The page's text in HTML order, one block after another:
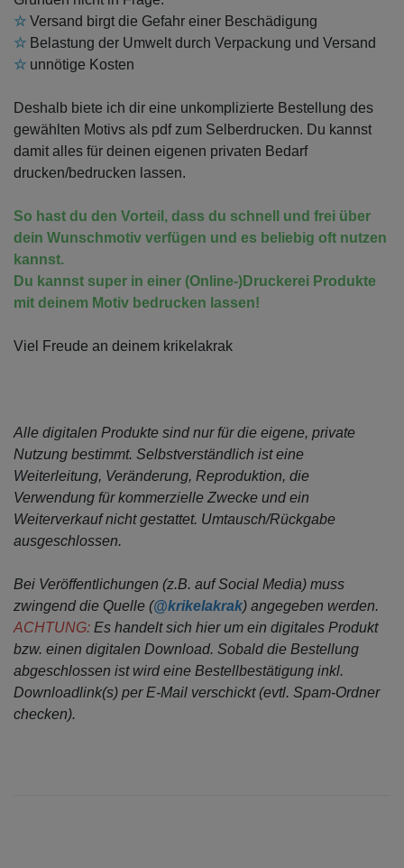
☆ Versand birgt die Gefahr einer Beschädigung
☆ Belastung der Umwelt durch Verpackung und Versand
☆ unnötige Kosten
Deshalb biete ich dir eine unkomplizierte Bestellung des
gewählten Motivs als pdf zum Selberdrucken. Du kannst
damit alles für deinen eigenen privaten Bedarf
drucken/bedrucken lassen.
So hast du den Vorteil, dass du schnell und frei über
dein Wunschmotiv verfügen und es beliebig oft nutzen
kannst.
Du kannst super in einer (Online-)Druckerei Produkte
mit deinem Motiv bedrucken lassen!
Viel Freude an deinem krikelakrak
Alle digitalen Produkte sind nur für die eigene, private
Nutzung bestimmt. Selbstverständlich ist eine
Weiterleitung, Veränderung, Reproduktion, die
Verwendung für kommerzielle Zwecke und ein
Weiterverkauf nicht gestattet. Umtausch/Rückgabe
ausgeschlossen.
Bei Veröffentlichungen (z.B. auf Social Media) muss
zwingend die Quelle (@krikelakrak) angegeben werden.
ACHTUNG: Es handelt sich hier um ein digitales Produkt
bzw. einen digitalen Download. Sobald die Bestellung
abgeschlossen ist wird eine Bestellbestätigung inkl.
Downloadlink(s) per E-Mail verschickt (evtl. Spam-Ordner
checken).